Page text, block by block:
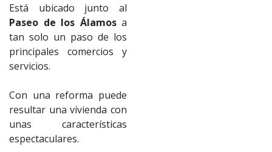
Está ubicado junto al
Paseo de los Álamosa
tan solo un paso de los
principales comercios y
servicios.
Con una reforma puede
resultar una vivienda con
unas características
espectaculares.